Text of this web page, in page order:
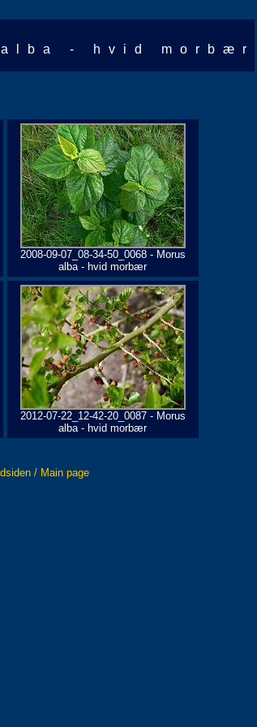
- hvid morbær
2008-09-07_08-34-50_0068 - Morus
alba - hvid morbær
2012-07-22_12-42-20_0087 - Morus
alba - hvid morbær
/ Main page